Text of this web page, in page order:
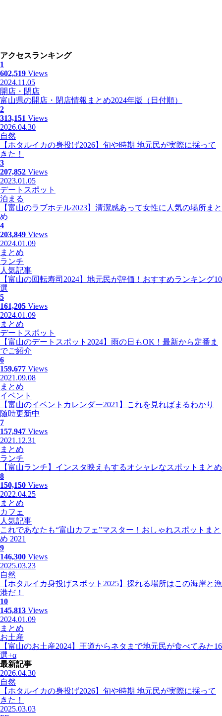
アクセスランキング
1
602,519 Views
2024.11.05
開店・閉店
富山県の開店・閉店情報まとめ2024年版（日付順）
2
313,151 Views
2026.04.30
自然
【ホタルイカの身投げ2026】旬や時期 地元民が実際に採って
きた！
3
207,852 Views
2023.01.05
デートスポット
泊まる
【富山のラブホテル2023】清潔感あって女性に人気の場所まと
め
4
203,849 Views
2024.01.09
まとめ
ランチ
人気記事
【富山の回転寿司2024】地元民が評価！おすすめランキング10
選
5
161,205 Views
2024.01.09
まとめ
デートスポット
【富山のデートスポット2024】雨の日もOK！最新から定番ま
でご紹介
6
159,677 Views
2021.09.08
まとめ
イベント
【富山のイベントカレンダー2021】これを見ればまるわかり
随時更新中
7
157,947 Views
2021.12.31
まとめ
ランチ
【富山ランチ】インスタ映えもするオシャレなスポットまとめ
8
150,150 Views
2022.04.25
まとめ
カフェ
人気記事
これであなたも“富山カフェ”マスター！おしゃれスポットまと
め 2021
9
146,300 Views
2025.03.23
自然
【ホタルイカ身投げスポット2025】採れる場所はこの海岸と漁
港だ！
10
145,813 Views
2024.01.09
まとめ
お土産
【富山のお土産2024】王道からネタまで地元民が食べてみた16
選+α
最新記事
2026.04.30
自然
【ホタルイカの身投げ2026】旬や時期 地元民が実際に採って
きた！
2025.03.03